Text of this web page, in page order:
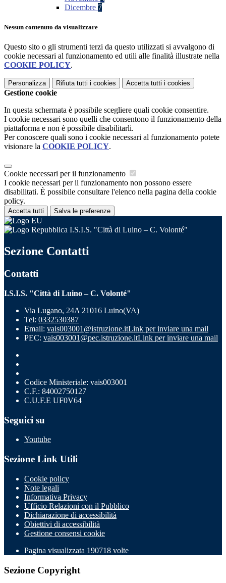
Dicembre 7
Nessun contenuto da visualizzare
Questo sito o gli strumenti terzi da questo utilizzati si avvalgono di
cookie necessari al funzionamento ed utili alle finalità illustrate nella
COOKIE POLICY.
Personalizza Rifiuta tutti i cookies Accetta tutti i cookies
Gestione cookie
In questa schermata è possibile scegliere quali cookie consentire.
I cookie necessari sono quelli che consentono il funzionamento della
piattaforma e non è possibile disabilitarli.
Per conoscere quali sono i cookie necessari al funzionamento potete
visionare la COOKIE POLICY.
Cookie necessari per il funzionamento
I cookie necessari per il funzionamento non possono essere
disabilitati. È possibile consultare l'elenco nella pagina della cookie
policy.
Accetta tutti Salva le preferenze
I.S.I.S. "Città di Luino – C. Volonté"
Sezione Contatti
Contatti
I.S.I.S. "Città di Luino – C. Volonté"
Via Lugano, 24A 21016 Luino(VA)
Tel: 0332530387
Email: vais003001@istruzione.itLink per inviare una mail
PEC: vais003001@pec.istruzione.itLink per inviare una mail
Codice Ministeriale: vais003001
C.F.: 84002750127
C.U.F.E UF0V64
Seguici su
Youtube
Sezione Link Utili
Cookie policy
Note legali
Informativa Privacy
Ufficio Relazioni con il Pubblico
Dichiarazione di accessibilità
Obiettivi di accessibilità
Gestione consensi cookie
Pagina visualizzata 190718 volte
Sezione Copyright